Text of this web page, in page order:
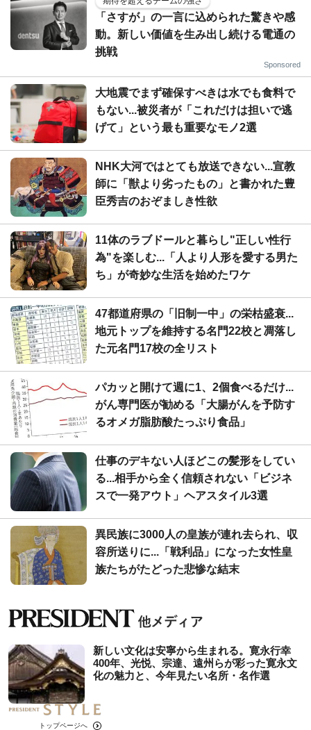
「さすが」の一言に込められた驚きや感
動。新しい価値を生み出し続ける電通の
挑戦
Sponsored
大地震でまず確保すべきは水でも食料で
もない...被災者が「これだけは担いで逃
げて」という最も重要なモノ2選
NHK大河ではとても放送できない...宣教
師に「獣より劣ったもの」と書かれた豊
臣秀吉のおぞましき性欲
11体のラブドールと暮らし"正しい性行
為"を楽しむ...「人より人形を愛する男た
ち」が奇妙な生活を始めたワケ
47都道府県の「旧制一中」の栄枯盛衰...
地元トップを維持する名門22校と凋落し
た元名門17校の全リスト
パカッと開けて週に1、2個食べるだけ...
がん専門医が勧める「大腸がんを予防す
るオメガ脂肪酸たっぷり食品」
仕事のデキない人ほどこの髪形をしてい
る...相手から全く信頼されない「ビジネ
スで一発アウト」ヘアスタイル3選
異民族に3000人の皇族が連れ去られ、収
容所送りに...「戦利品」になった女性皇
族たちがたどった悲惨な結末
新しい文化は安寧から生まれる。寛永行幸
400年、光悦、宗達、遠州らが彩った寛永文
化の魅力と、今年見たい名所・名作選
トップページへ